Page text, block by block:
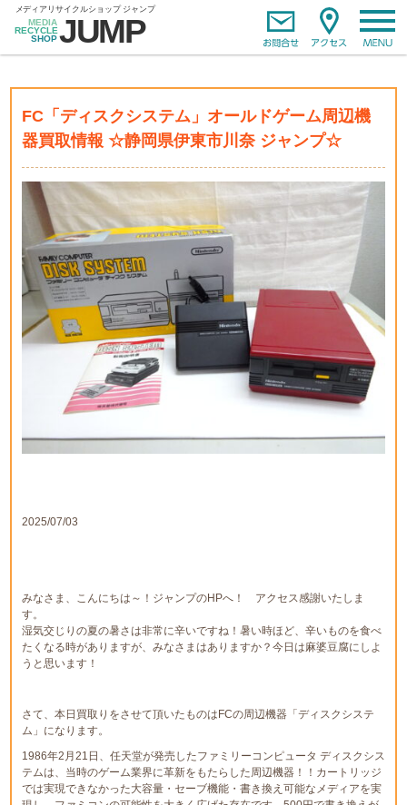
FC「ディスクシステム」オールドゲーム周辺機
器買取情報 ☆静岡県伊東市川奈 ジャンプ☆
2025/07/03
みなさま、こんにちは～！ジャンプのHPへ！ アクセス感謝いたしま
す。
湿気交じりの夏の暑さは非常に辛いですね！暑い時ほど、辛いものを食べ
たくなる時がありますが、みなさまはありますか？今日は麻婆豆腐にしよ
うと思います！
さて、本日買取りをさせて頂いたものはFCの周辺機器「ディスクシステ
ム」になります。
1986年2月21日、任天堂が発売したファミリーコンピュータ ディスクシス
テムは、当時のゲーム業界に革新をもたらした周辺機器！！カートリッジ
では実現できなかった大容量・セーブ機能・書き換え可能なメディアを実